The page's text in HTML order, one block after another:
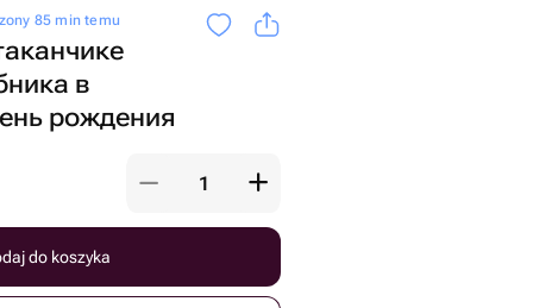
85 min temu
в
рождения
do koszyka